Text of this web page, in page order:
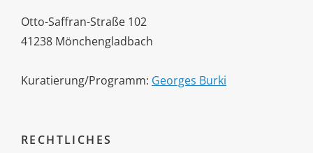
Otto-Saffran-Straße 102
41238 Mönchengladbach
Kuratierung/Programm: Georges Burki
RECHTLICHES